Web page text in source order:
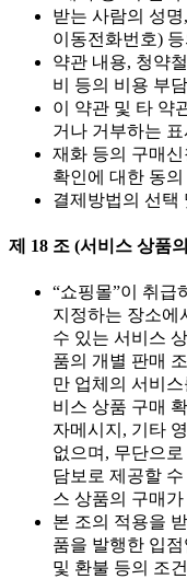
받는 사람의 성
이동전화번호)
약관 내용, 청약
비 등의 비용 부
이 약관 및 타 약
거나 거부하는
재화 등의 구매신
확인에 대한 동의
결제방법의 선택
제 18 조 (서비스 상품
“쇼핑몰”이 취급
지정하는 장소에
수 있는 서비스
품의 개별 판매
만 업체의 서비
비스 상품 구매
자메시지, 기타
없으며, 무단으
담보로 제공할
스 상품의 구매
본 조의 적용을
품을 발행한 입
및 환불 등의 조